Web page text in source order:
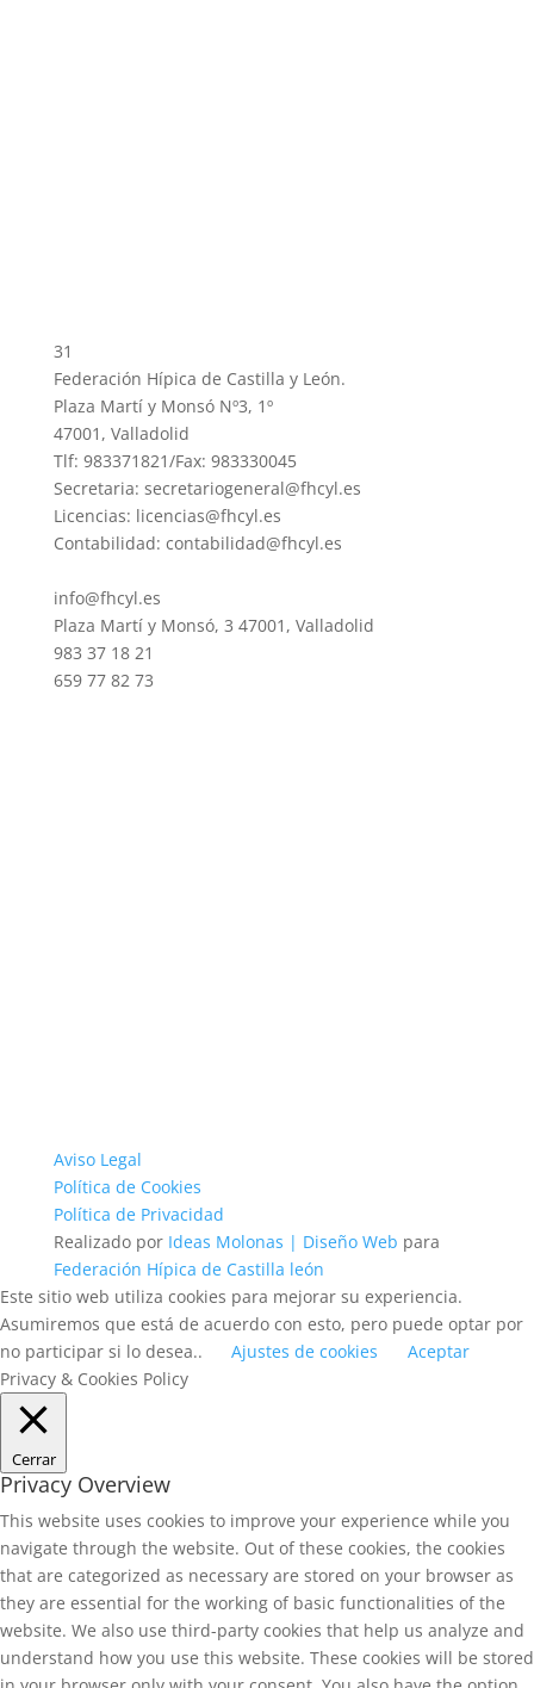
31
Federación Hípica de Castilla y León.
Plaza Martí y Monsó Nº3, 1º
47001, Valladolid
Tlf: 983371821/Fax: 983330045
Secretaria: secretariogeneral@fhcyl.es
Licencias: licencias@fhcyl.es
Contabilidad: contabilidad@fhcyl.es
info@fhcyl.es
Plaza Martí y Monsó, 3 47001, Valladolid
983 37 18 21
659 77 82 73
Aviso Legal
Política de Cookies
Política de Privacidad
Realizado por Ideas Molonas | Diseño Web para
Federación Hípica de Castilla león
Este sitio web utiliza cookies para mejorar su experiencia.
Asumiremos que está de acuerdo con esto, pero puede optar por
no participar si lo desea..
Ajustes de cookies
Aceptar
Privacy & Cookies Policy
Cerrar
Privacy Overview
This website uses cookies to improve your experience while you
navigate through the website. Out of these cookies, the cookies
that are categorized as necessary are stored on your browser as
they are essential for the working of basic functionalities of the
website. We also use third-party cookies that help us analyze and
understand how you use this website. These cookies will be stored